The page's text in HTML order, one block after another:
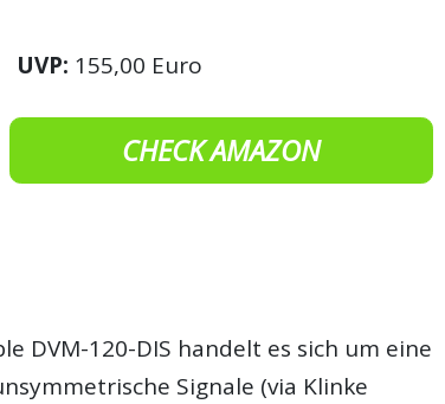
UVP: 155,00 Euro
CHECK AMAZON
DVM-120-DIS handelt es sich um eine
Signale (via Klinke